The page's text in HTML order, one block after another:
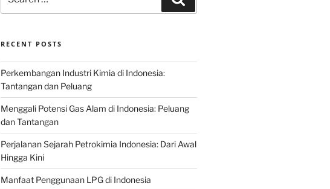
for:
RECENT POSTS
Perkembangan Industri Kimia di Indonesia:
Tantangan dan Peluang
Menggali Potensi Gas Alam di Indonesia: Peluang
dan Tantangan
Perjalanan Sejarah Petrokimia Indonesia: Dari Awal
Hingga Kini
Manfaat Penggunaan LPG di Indonesia